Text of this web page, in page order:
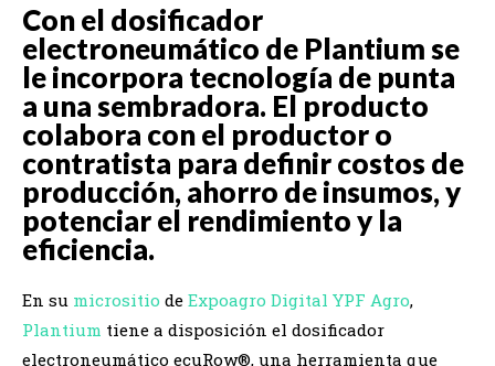
Con el dosificador
electroneumático de Plantium se
le incorpora tecnología de punta
a una sembradora. El producto
colabora con el productor o
contratista para definir costos de
producción, ahorro de insumos, y
potenciar el rendimiento y la
eficiencia.
En su micrositio de Expoagro Digital YPF Agro,
Plantium tiene a disposición el dosificador
electroneumático ecuRow®, una herramienta que